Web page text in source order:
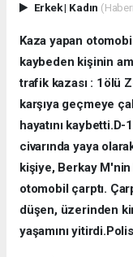
Erkek| Kadın
Kaza yapan
kaybeden kişinin
trafik kazası : 1ölü
karşıya geçmeye
hayatını
civarında yaya
kişiye, Berkay M'nin
otomobil çarptı.
düşen, üzerinden
yaşamını